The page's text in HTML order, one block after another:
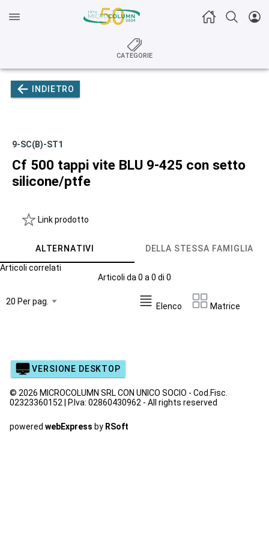
CATEGORIE
INDIETRO
9-SC(B)-ST1
Cf 500 tappi vite BLU 9-425 con setto
silicone/ptfe
Link prodotto
ALTERNATIVI DELLA STESSA FAMIGLIA
Articoli correlati
Articoli da 0 a 0 di 0
Elenco Matrice
VERSIONE DESKTOP
© 2026 MICROCOLUMN SRL CON UNICO SOCIO - Cod.Fisc.
02323360152 | P.Iva: 02860430962 - All rights reserved
powered webExpress by RSoft